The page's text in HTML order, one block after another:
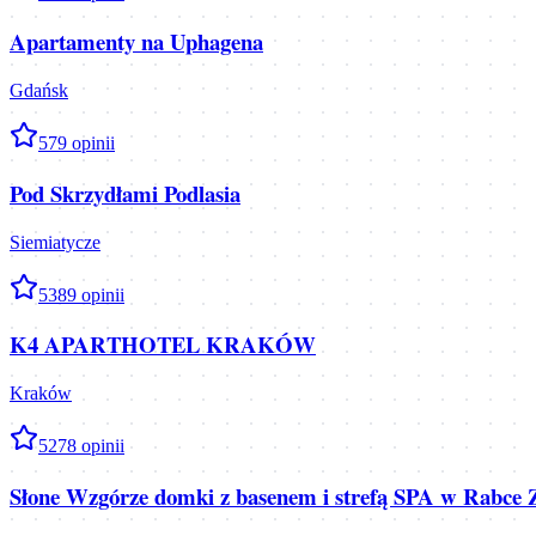
Apartamenty na Uphagena
Gdańsk
579 opinii
Pod Skrzydłami Podlasia
Siemiatycze
5389 opinii
K4 APARTHOTEL KRAKÓW
Kraków
5278 opinii
Słone Wzgórze domki z basenem i strefą SPA w Rabce